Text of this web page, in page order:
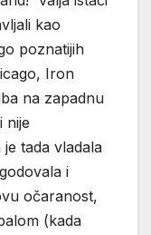
kao
poznatijih
Iron
na zapadnu
nije
tada vladala
i
očaranost,
(kada